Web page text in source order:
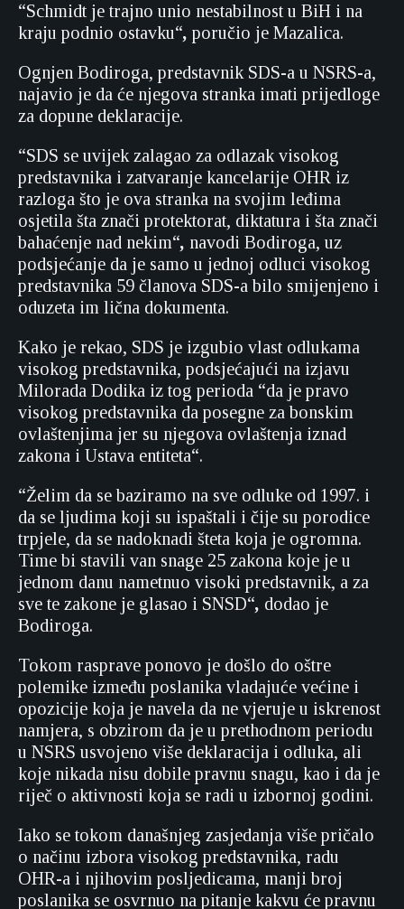
“Schmidt je trajno unio nestabilnost u BiH i na
kraju podnio ostavku“, poručio je Mazalica.
Ognjen Bodiroga, predstavnik SDS-a u NSRS-a,
najavio je da će njegova stranka imati prijedloge
za dopune deklaracije.
“SDS se uvijek zalagao za odlazak visokog
predstavnika i zatvaranje kancelarije OHR iz
razloga što je ova stranka na svojim leđima
osjetila šta znači protektorat, diktatura i šta znači
bahaćenje nad nekim“, navodi Bodiroga, uz
podsjećanje da je samo u jednoj odluci visokog
predstavnika 59 članova SDS-a bilo smijenjeno i
oduzeta im lična dokumenta.
Kako je rekao, SDS je izgubio vlast odlukama
visokog predstavnika, podsjećajući na izjavu
Milorada Dodika iz tog perioda “da je pravo
visokog predstavnika da posegne za bonskim
ovlaštenjima jer su njegova ovlaštenja iznad
zakona i Ustava entiteta“.
“Želim da se baziramo na sve odluke od 1997. i
da se ljudima koji su ispaštali i čije su porodice
trpjele, da se nadoknadi šteta koja je ogromna.
Time bi stavili van snage 25 zakona koje je u
jednom danu nametnuo visoki predstavnik, a za
sve te zakone je glasao i SNSD“, dodao je
Bodiroga.
Tokom rasprave ponovo je došlo do oštre
polemike između poslanika vladajuće većine i
opozicije koja je navela da ne vjeruje u iskrenost
namjera, s obzirom da je u prethodnom periodu
u NSRS usvojeno više deklaracija i odluka, ali
koje nikada nisu dobile pravnu snagu, kao i da je
riječ o aktivnosti koja se radi u izbornoj godini.
Iako se tokom današnjeg zasjedanja više pričalo
o načinu izbora visokog predstavnika, radu
OHR-a i njihovim posljedicama, manji broj
poslanika se osvrnuo na pitanje kakvu će pravnu